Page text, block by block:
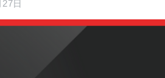
日